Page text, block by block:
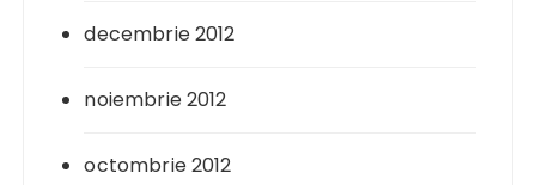
decembrie 2012
noiembrie 2012
octombrie 2012